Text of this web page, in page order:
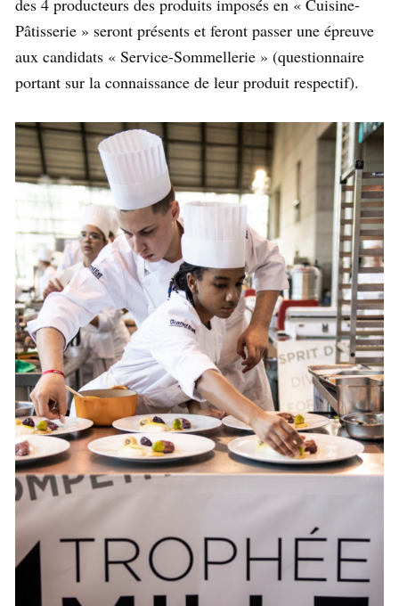
Pâtisserie » seront présents et feront passer une épreuve
aux candidats « Service-Sommellerie » (questionnaire
portant sur la connaissance de leur produit respectif).